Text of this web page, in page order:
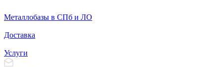
Металлобазы в СПб и ЛО
Доставка
Услуги